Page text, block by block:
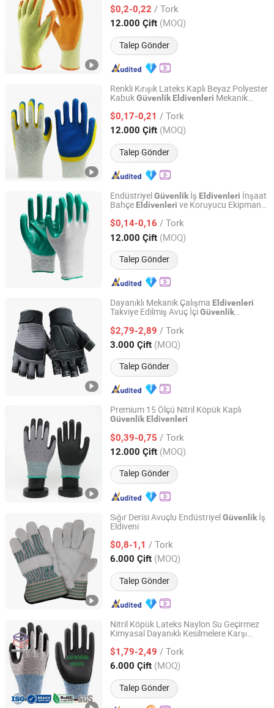
$0,2-0,22 / Tork
12.000 Çift (MOQ)
Talep Gönder
Shandong, China Fiyat 2020
Renkli Kırışık Lateks Kaplı Beyaz Polyester
KabukGüvenlik Eldivenleri Mekanik
$0,17-0,21 / Tork
12.000 Çift (MOQ)
Talep Gönder
LINYI ZHANDA SAFETY PROTECTIVE PRODUCT CO., LTD.
Shandong, China Fiyat 2020
EndüstriyelGüvenlikİş Eldivenleri İnşaat
Bahçe Eldivenleri ve Koruyucu Ekipman
$0,14-0,16 / Tork
12.000 Çift (MOQ)
Talep Gönder
LINYI ZHANDA SAFETY PROTECTIVE PRODUCT CO., LTD.
Shandong, China Fiyat 2020
Dayanıklı Mekanik Çalışma Eldivenleri
Takviye Edilmiş Avuç İçiGüvenlik
Güvenliği Aşınmaya Dayanıklı Eldivenler
$2,79-2,89 / Tork
3.000 Çift (MOQ)
Talep Gönder
BEIHAI KINGMA CO., LTD.
Guangxi, China Fiyat 2021
Premium 15 Ölçü Nitril Köpük Kaplı
Güvenlik Eldivenleri
$0,39-0,75 / Tork
12.000 Çift (MOQ)
Talep Gönder
Jiangsu Perfect International Trade Co., Ltd
Jiangsu, China Fiyat 2025
Sığır Derisi Avuçlu EndüstriyelGüvenlikİş
Eldiveni
$0,8-1,1 / Tork
6.000 Çift (MOQ)
Talep Gönder
Beihai Kingsky Enterprise Co., Ltd.
Guangxi, China Fiyat 2013
Nitril Köpük Lateks Naylon Su Geçirmez
Kimyasal Dayanıklı Kesilmelere Karşı
Yeri İş Gücü İş Giysisi İşçi Endüstriyel
Çalışma Eldiveni
$1,79-2,49 / Tork
6.000 Çift (MOQ)
Talep Gönder
ANGCHEN CO., LTD.
Jiangsu, China Fiyat 2018